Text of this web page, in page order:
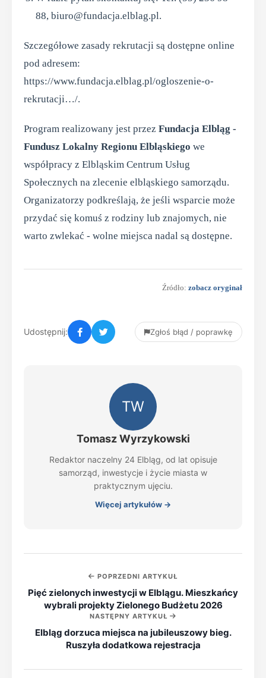
88, biuro@fundacja.elblag.pl.
Szczegółowe zasady rekrutacji są dostępne online
pod adresem:
https://www.fundacja.elblag.pl/ogloszenie-o-
rekrutacji…/.
Program realizowany jest przez Fundacja Elbląg -
Fundusz Lokalny Regionu Elbląskiego we
współpracy z Elbląskim Centrum Usług
Społecznych na zlecenie elbląskiego samorządu.
Organizatorzy podkreślają, że jeśli wsparcie może
przydać się komuś z rodziny lub znajomych, nie
warto zwlekać - wolne miejsca nadal są dostępne.
Źródło: zobacz oryginał
Udostępnij: Zgłoś błąd / poprawkę
TW
Tomasz Wyrzykowski
Redaktor naczelny 24 Elbląg, od lat opisuje
samorząd, inwestycje i życie miasta w
praktycznym ujęciu.
Więcej artykułów →
POPRZEDNI ARTYKUŁ
Pięć zielonych inwestycji w Elblągu. Mieszkańcy
wybrali projekty Zielonego Budżetu 2026
NASTĘPNY ARTYKUŁ
Elbląg dorzuca miejsca na jubileuszowy bieg.
Ruszyła dodatkowa rejestracja